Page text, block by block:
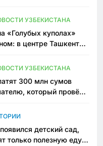
УЗБЕКИСТАНА
«Голубых куполах»
в центре Ташкента
УЗБЕКИСТАНА
300 млн сумов
который провёл
детский сад,
только полезную еду.